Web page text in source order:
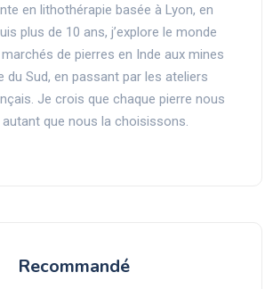
en lithothérapie basée à Lyon, en
plus de 10 ans, j’explore le monde
de pierres en Inde aux mines
du Sud, en passant par les ateliers
Je crois que chaque pierre nous
que nous la choisissons.
Recommandé